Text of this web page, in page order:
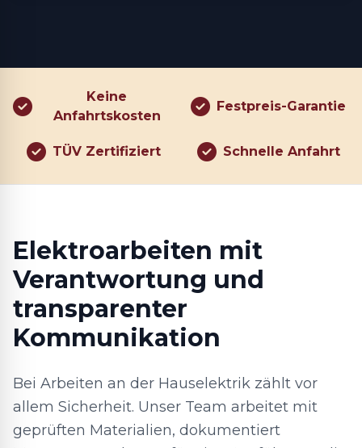
Keine
Anfahrtskosten
Festpreis-Garantie
TÜV Zertifiziert Schnelle Anfahrt
Elektroarbeiten mit
Verantwortung und
transparenter
Kommunikation
Bei Arbeiten an der Hauselektrik zählt vor
allem Sicherheit. Unser Team arbeitet mit
geprüften Materialien, dokumentiert